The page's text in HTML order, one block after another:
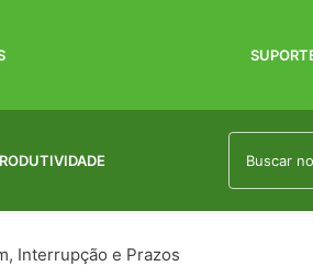
Interrupção e Prazos